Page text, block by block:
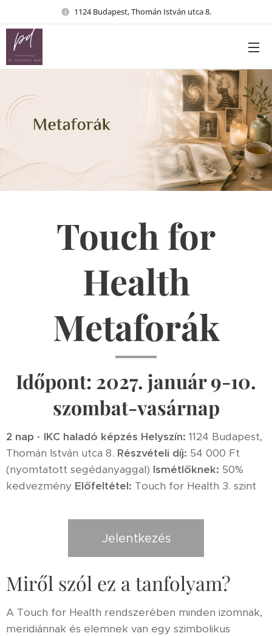
1124 Budapest, Thomán István utca 8.
Touch for
Health
Metaforák
Időpont: 2027. január 9-10.
szombat-vasárnap
2 nap · IKC haladó képzés Helyszín: 1124 Budapest,
Thomán István utca 8. Részvételi díj: 54 000 Ft
(nyomtatott segédanyaggal) Ismétlőknek: 50%
kedvezmény Előfeltétel: Touch for Health 3. szint
Jelentkezés
Miről szól ez a tanfolyam?
A Touch for Health rendszerében minden izomnak,
meridiánnak és elemnek van egy szimbolikus